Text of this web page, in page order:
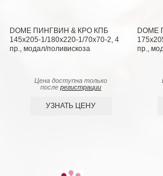
DOME ПИНГВИН & КРО КПБ
145х205-1/180х220-1/70х70-2, 4
пр., модал/поливискоза
Цена доступна только
послерегистрации
УЗНАТЬ ЦЕНУ
пр.,